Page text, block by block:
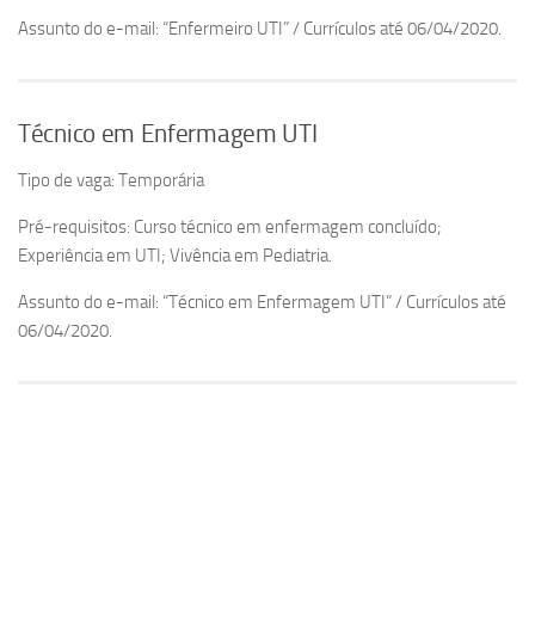
Assunto do e-mail: “Enfermeiro UTI” / Currículos até 06/04/2020.
Técnico em Enfermagem UTI
Tipo de vaga: Temporária
Pré-requisitos: Curso técnico em enfermagem concluído;
Experiência em UTI; Vivência em Pediatria.
Assunto do e-mail: “Técnico em Enfermagem UTI” / Currículos até
06/04/2020.